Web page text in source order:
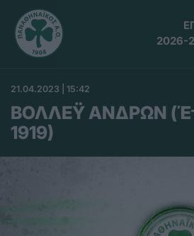
2026-
21.04.2023 | 15:42
ΒΟΛΛΕΫ ΑΝΔΡΩΝ
1919)